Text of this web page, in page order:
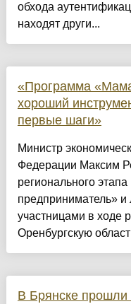
обхода
находят други...
«Программа
хороший
первые шаги»
Министр
Федерации Максим
регионального
предприниматель»
участницами в ходе
Оренбургскую
В Брянске прошли